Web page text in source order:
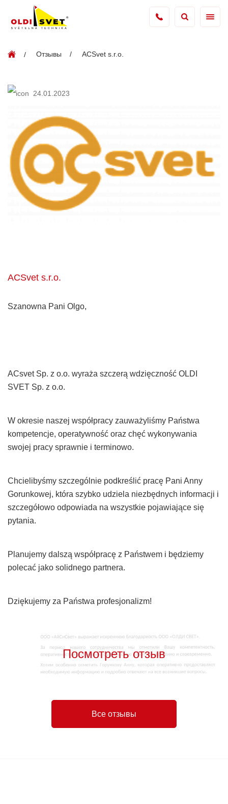
Отзывы ACSvet s.r.o.
24.01.2023
ACSvet s.r.o.
Szanowna Pani Olgo,
ACsvet Sp. z o.o. wyraża szczerą wdzięczność OLDI
SVET Sp. z o.o.
W okresie naszej współpracy zauważyliśmy Państwa
kompetencje, operatywność oraz chęć wykonywania
swojej pracy sprawnie i terminowo.
Chcielibyśmy szczególnie podkreślić pracę Pani Anny
Gorunkowej, która szybko udziela niezbędnych informacji i
szczegółowo odpowiada na wszystkie pojawiające się
pytania.
Planujemy dalszą współpracę z Państwem i będziemy
polecać jako solidnego partnera.
Dziękujemy za Państwa profesjonalizm!
Все отзывы